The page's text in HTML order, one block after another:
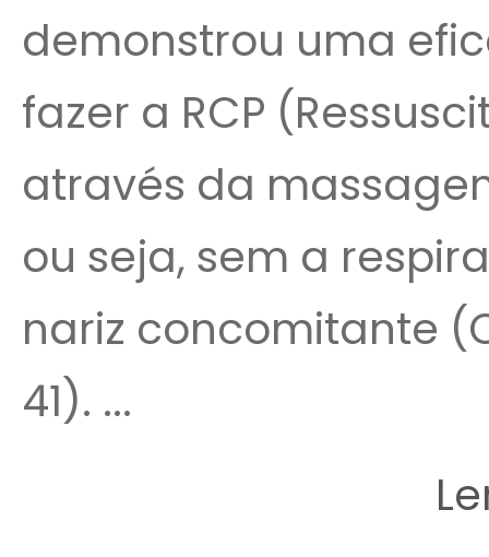
demonstrou uma
fazer a RCP
através da
ou seja, sem a
nariz concomitante
41). ...